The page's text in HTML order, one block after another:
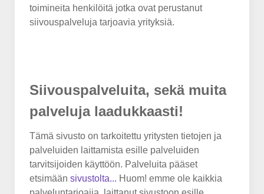
toimineita henkilöitä jotka ovat perustanut
siivouspalveluja tarjoavia yrityksiä.
Siivouspalveluita, sekä muita
palveluja laadukkaasti!
Tämä sivusto on tarkoitettu yritysten tietojen ja
palveluiden laittamista esille palveluiden
tarvitsijoiden käyttöön. Palveluita pääset
etsimään sivustolta... Huom! emme ole kaikkia